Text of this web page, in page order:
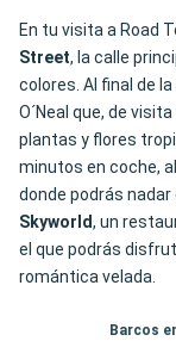
En tu visita a Road
Street, la calle
colores. Al final de
O´Neal que, de
plantas y flores
minutos en coche, al
donde podrás nadar
Skyworld, un
el que podrás
romántica velada.
Barcos